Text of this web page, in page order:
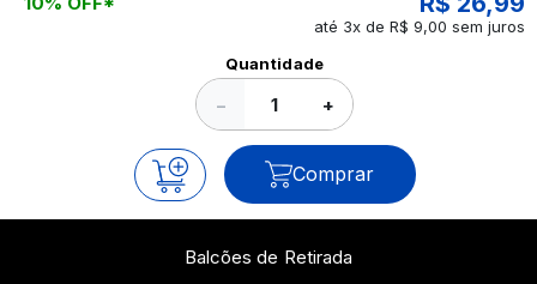
até 3x de R$ 9,00 sem juros
Quantidade
− +
Comprar
Balcões de Retirada